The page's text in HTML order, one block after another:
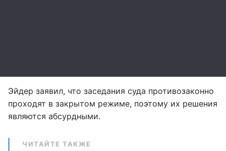
Эйдер заявил, что заседания суда противозаконно
проходят в закрытом режиме, поэтому их решения
являются абсурдными.
ЧИТАЙТЕ ТАКЖЕ